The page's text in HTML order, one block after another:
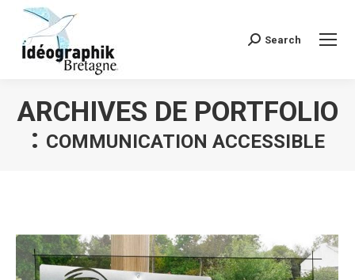
Recherche
Search
ARCHIVES DE PORTFOLIO
: COMMUNICATION ACCESSIBLE